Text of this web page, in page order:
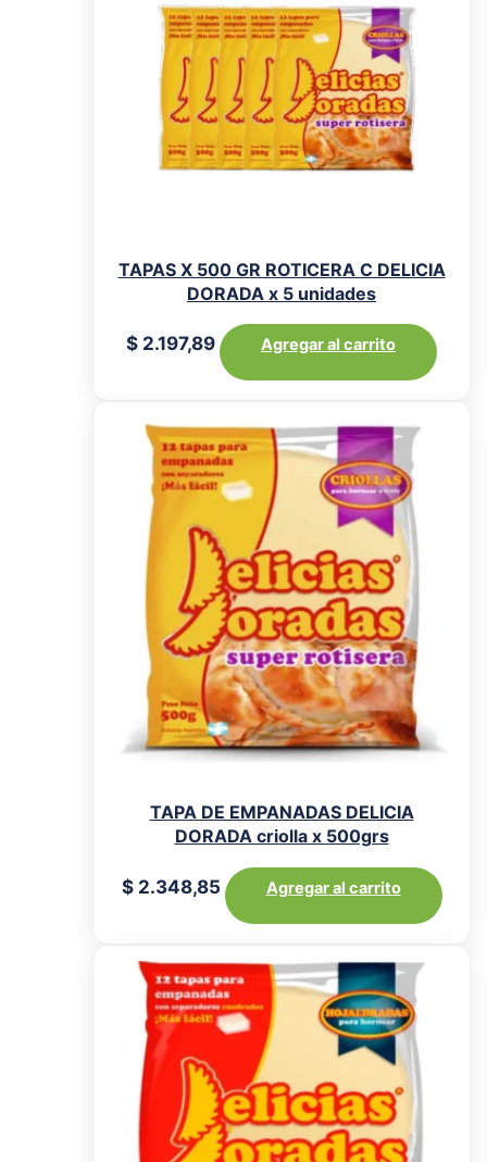
TAPAS X 500 GR ROTICERA C DELICIA
DORADA x 5 unidades
$ 2.197,89 Agregar al carrito
TAPA DE EMPANADAS DELICIA
DORADA criolla x 500grs
$2.348,85 Agregar al carrito